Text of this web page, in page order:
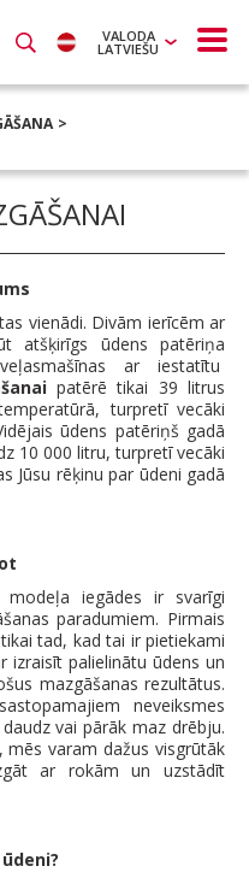
VALODA
LATVIEŠU
vienādi. Divām ierīcēm ar
atšķirīgs ūdens patēriņa
ar iestatītu
patērē tikai 39 litrus
turpretī vecāki
ūdens patēriņš gadā
10 000 litru, turpretī vecāki
Jūsu rēķinu par ūdeni gadā
modeļa iegādes ir svarīgi
paradumiem. Pirmais
tad, kad tai ir pietiekami
izraisīt palielinātu ūdens un
mazgāšanas rezultātus.
neveiksmes
vai pārāk maz drēbju.
mēs varam dažus visgrūtāk
ar rokām un uzstādīt